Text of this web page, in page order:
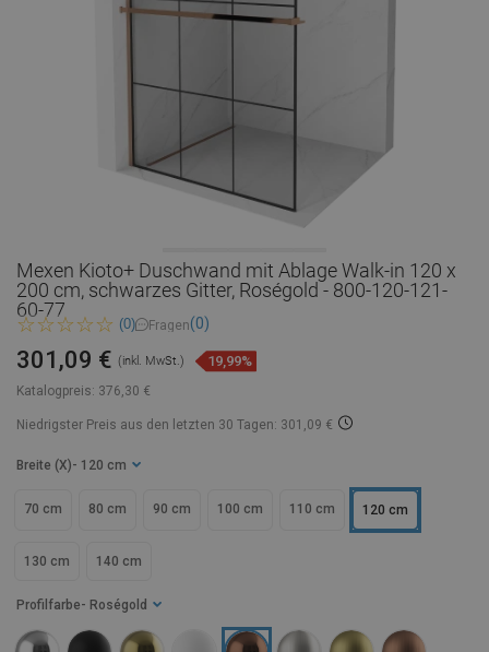
Mexen Kioto+ Duschwand mit Ablage Walk-in 120 x
200 cm, schwarzes Gitter, Roségold - 800-120-121-
60-77
(0) Fragen(0)
Katalogpreis: 376,30 €
301,09 € (inkl. MwSt.) 19,99%
Niedrigster Preis aus den letzten 30 Tagen: 301,09 €
Profilfarbe - Roségold
Breite (X) - 120 cm
70 cm 80 cm 90 cm 100 cm 110 cm 120 cm
130 cm 140 cm